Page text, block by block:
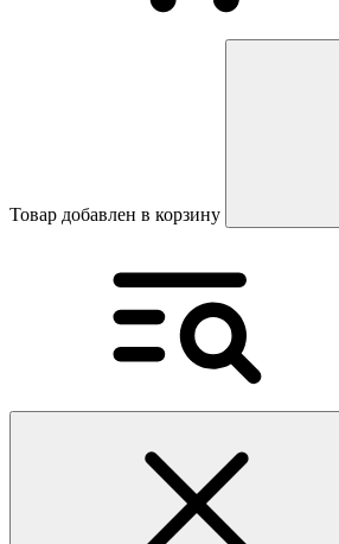
Товар добавлен в корзину